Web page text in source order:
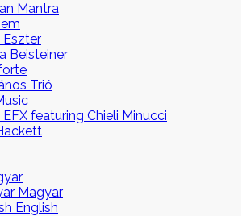
Mantra
Eszter
Beisteiner
Trió
featuring Chieli Minucci
Magyar
English